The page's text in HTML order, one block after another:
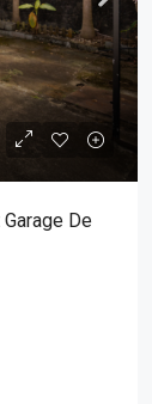
De